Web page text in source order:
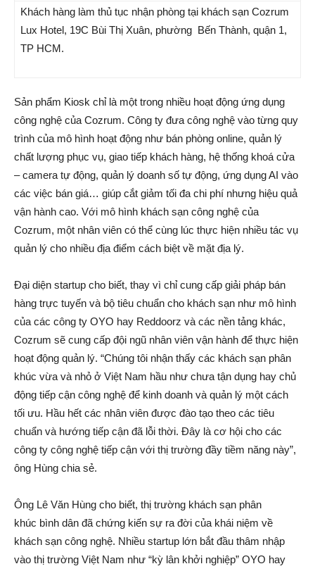
Khách hàng làm thủ tục nhận phòng tại khách sạn Cozrum
Lux Hotel, 19C Bùi Thị Xuân, phường Bến Thành, quận 1,
TP HCM.
Sản phẩm Kiosk chỉ là một trong nhiều hoạt động ứng dụng
công nghệ của Cozrum. Công ty đưa công nghệ vào từng quy
trình của mô hình hoạt động như bán phòng online, quản lý
chất lượng phục vụ, giao tiếp khách hàng, hệ thống khoá cửa
– camera tự động, quản lý doanh số tự động, ứng dụng AI vào
các việc bán giá… giúp cắt giảm tối đa chi phí nhưng hiệu quả
vận hành cao. Với mô hình khách sạn công nghệ của
Cozrum, một nhân viên có thể cùng lúc thực hiện nhiều tác vụ
quản lý cho nhiều địa điểm cách biệt về mặt địa lý.
Đại diện startup cho biết, thay vì chỉ cung cấp giải pháp bán
hàng trực tuyến và bộ tiêu chuẩn cho khách sạn như mô hình
của các công ty OYO hay Reddoorz và các nền tảng khác,
Cozrum sẽ cung cấp đội ngũ nhân viên vận hành để thực hiện
hoạt động quản lý. “Chúng tôi nhận thấy các khách sạn phân
khúc vừa và nhỏ ở Việt Nam hầu như chưa tận dụng hay chủ
động tiếp cận công nghệ để kinh doanh và quản lý một cách
tối ưu. Hầu hết các nhân viên được đào tạo theo các tiêu
chuẩn và hướng tiếp cận đã lỗi thời. Đây là cơ hội cho các
công ty công nghệ tiếp cận với thị trường đầy tiềm năng này”,
ông Hùng chia sẻ.
Ông Lê Văn Hùng cho biết, thị trường khách sạn phân
khúc bình dân đã chứng kiến sự ra đời của khái niệm về
khách sạn công nghệ. Nhiều startup lớn bắt đầu thâm nhập
vào thị trường Việt Nam như “kỳ lân khởi nghiệp” OYO hay